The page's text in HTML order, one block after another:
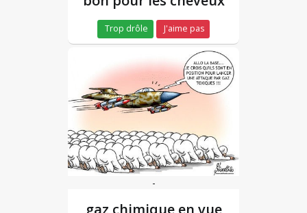
Trop drôle J'aime pas
-
gaz chimique en vue